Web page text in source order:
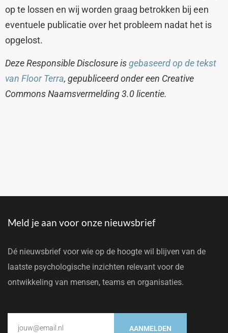
op te lossen en wij worden graag betrokken bij een
eventuele publicatie over het probleem nadat het is
opgelost.
Deze Responsible Disclosure isgebaseerd op de tekst
van Floor Terra, gepubliceerd onder een Creative
Commons Naamsvermelding 3.0 licentie.
Meld je aan voor onze nieuwsbrief
Dé nieuwsbrief voor wie op de hoogte wil blijven van de
laatste psychologische inzichten relevant voor de
ontwikkeling van mensen, teams en organisaties.
AANMELDEN